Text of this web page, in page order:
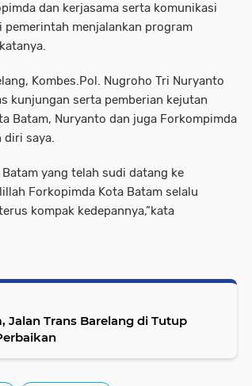
dan kerjasama serta komunikasi
menjalankan program
Kombes.Pol. Nugroho Tri Nuryanto
kunjungan serta pemberian kejutan
Batam, Nuryanto dan juga Forkompimda
diri saya.
Batam yang telah sudi datang ke
Forkopimda Kota Batam selalu
kompak kedepannya,”kata
Jalan Trans Barelang di Tutup